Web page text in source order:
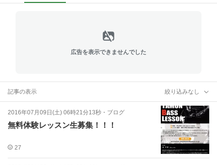
広告を表示できませんでした
記事の表示 絞り込みなし
2016年07月09日(土) 06時21分13秒 ・ ブログ
無料体験レッスン生募集！！！
27